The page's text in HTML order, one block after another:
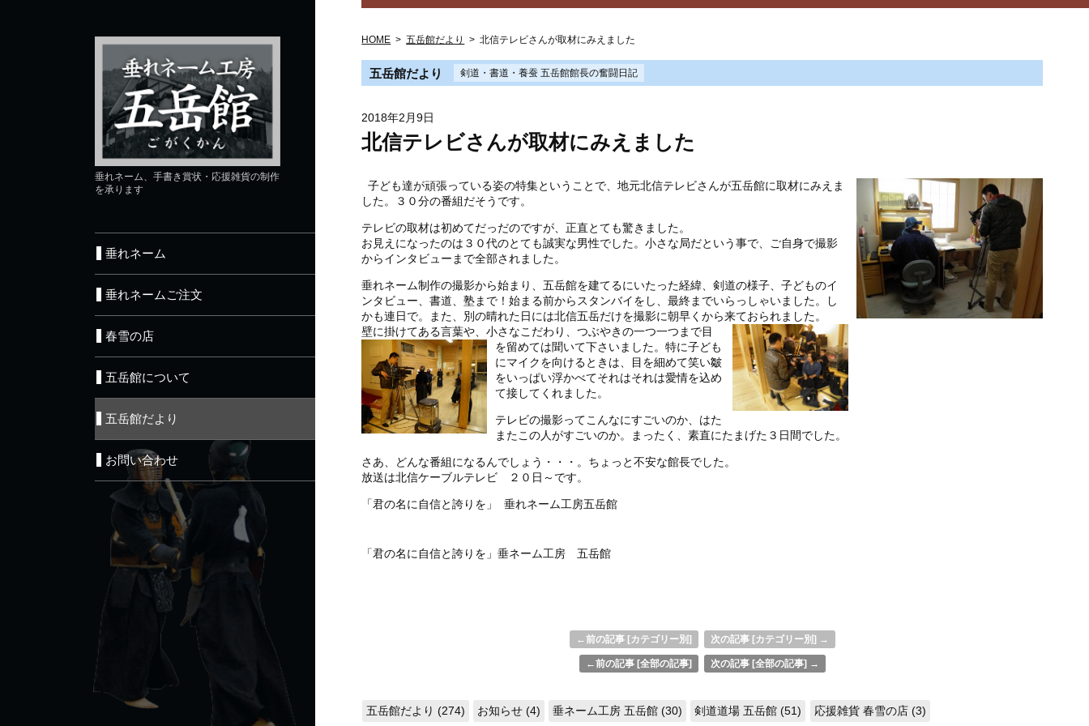
垂れネーム、手書き賞状・応援雑貨の制作
を承ります
垂れネーム
垂れネームご注文
春雪の店
五岳館について
五岳館だより
お問い合わせ
HOME >五岳館だより >北信テレビさんが取材にみえました
五岳館だより 剣道・書道・養蚕 五岳館館長の奮闘日記
2018年2月9日
北信テレビさんが取材にみえました
子ども達が頑張っている姿の特集ということで、地元北信テレビさんが五岳館に取材にみえま
した。３０分の番組だそうです。
テレビの取材は初めてだっだのですが、正直とても驚きました。
お見えになったのは３０代のとても誠実な男性でした。小さな局だという事で、ご自身で撮影
からインタビューまで全部されました。
垂れネーム制作の撮影から始まり、五岳館を建てるにいたった経緯、剣道の様子、子どものイ
ンタビュー、書道、塾まで！始まる前からスタンバイをし、最終までいらっしゃいました。し
かも連日で。また、別の晴れた日には北信五岳だけを撮影に朝早くから来ておられました。
壁に掛けてある言葉や、小さなこだわり、つぶやきの一つ一つまで目
を留めては聞いて下さいました。特に子ども
にマイクを向けるときは、目を細めて笑い皺
をいっぱい浮かべてそれはそれは愛情を込め
て接してくれました。
テレビの撮影ってこんなにすごいのか、はた
またこの人がすごいのか。まったく、素直にたまげた３日間でした。
さあ、どんな番組になるんでしょう・・・。ちょっと不安な館長でした。
放送は北信ケーブルテレビ ２０日～です。
「君の名に自信と誇りを」 垂れネーム工房五岳館
「君の名に自信と誇りを」垂ネーム工房 五岳館
←前の記事 [カテゴリー別] 次の記事 [カテゴリー別] →
←前の記事 [全部の記事] 次の記事 [全部の記事] →
五岳館だより (274) お知らせ (4) 垂ネーム工房 五岳館 (30) 剣道道場 五岳館 (51) 応援雑貨 春雪の店 (3)